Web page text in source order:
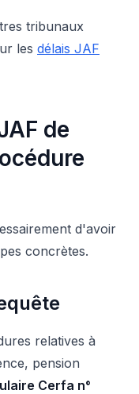
tribunaux
les délais JAF
de
d'avoir
concrètes.
relatives à
pension
Cerfa n°